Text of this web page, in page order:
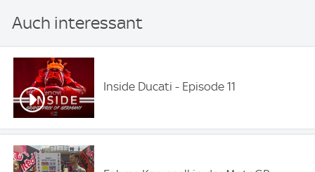
Auch interessant
Inside Ducati - Episode 11